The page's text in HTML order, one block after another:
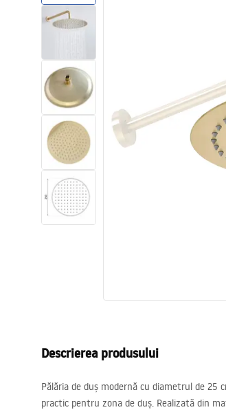
Cadite de dus
Rigole Liniare
Vase WC si Bideuri
Lavoare
Cazi cu paravane
Baterii sanitare
Descrierea produsului
Pălăria de duș modernă cu diametrul de
practic pentru zona de duș. Realizată din